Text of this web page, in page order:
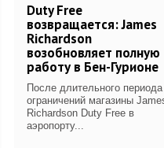
Duty Free
возвращается: James
Richardson
возобновляет полную
работу в Бен-Гурионе
После длительного периода
ограничений магазины
Richardson Duty Free в
аэропорту...